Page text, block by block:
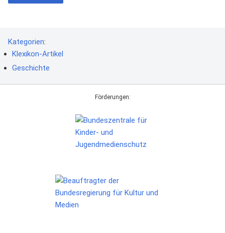
Kategorien:
Klexikon-Artikel
Geschichte
Förderungen: